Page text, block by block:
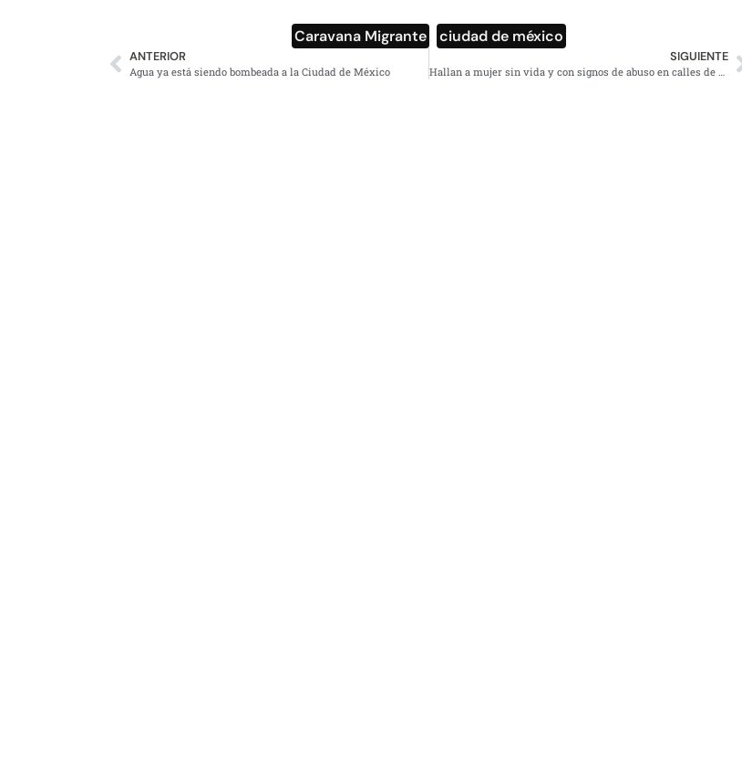
Caravana Migrante ciudad de méxico
ANTERIOR
Agua ya está siendo bombeada a la Ciudad de México
SIGUIENTE
Hallan a mujer sin vida y con signos de abuso en calles de Nezahualcóyotl